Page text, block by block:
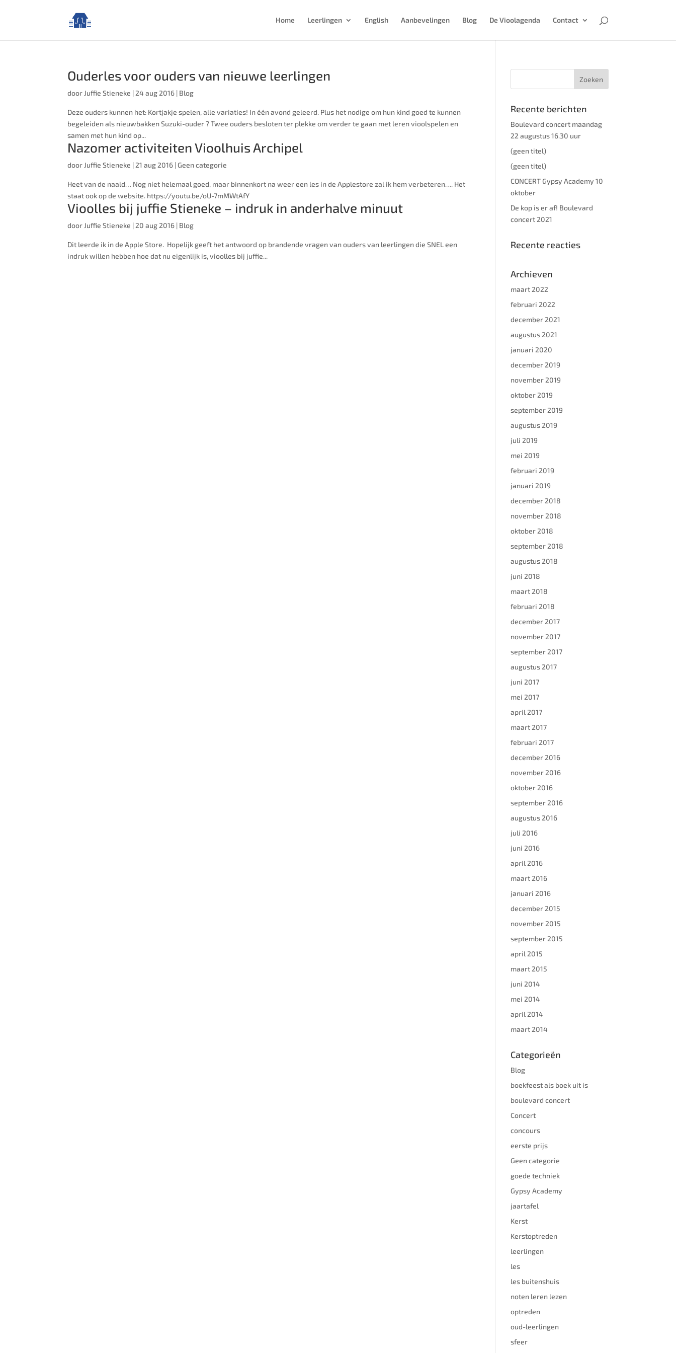
Home Leerlingen English Aanbevelingen Blog De Vioolagenda Contact
Ouderles voor ouders van nieuwe leerlingen
door Juffie Stieneke | 24 aug 2016 | Blog
Deze ouders kunnen het: Kortjakje spelen, alle variaties! In één avond geleerd. Plus het nodige om hun kind goed te kunnen
begeleiden als nieuwbakken Suzuki-ouder ? Twee ouders besloten ter plekke om verder te gaan met leren vioolspelen en
samen met hun kind op...
Nazomer activiteiten Vioolhuis Archipel
door Juffie Stieneke | 21 aug 2016 |Geen categorie
Heet van de naald… Nog niet helemaal goed, maar binnenkort na weer een les in de Applestore zal ik hem verbeteren…. Het
staat ook op de website. https://youtu.be/oU-7mMWtAfY
Vioolles bij juffie Stieneke – indruk in anderhalve minuut
door Juffie Stieneke | 20 aug 2016 | Blog
Dit leerde ik in de Apple Store. Hopelijk geeft het antwoord op brandende vragen van ouders van leerlingen die SNEL een
indruk willen hebben hoe dat nu eigenlijk is, vioolles bij juffie...
Recente berichten
Boulevard concert maandag
22 augustus 16.30 uur
(geen titel)
(geen titel)
CONCERT Gypsy Academy 10
oktober
De kop is er af! Boulevard
concert 2021
Recente reacties
Archieven
maart 2022
februari 2022
december 2021
augustus 2021
januari 2020
december 2019
november 2019
oktober 2019
september 2019
augustus 2019
juli 2019
mei 2019
februari 2019
januari 2019
december 2018
november 2018
oktober 2018
september 2018
augustus 2018
juni 2018
maart 2018
februari 2018
december 2017
november 2017
september 2017
augustus 2017
juni 2017
mei 2017
april 2017
maart 2017
februari 2017
december 2016
november 2016
oktober 2016
september 2016
augustus 2016
juli 2016
juni 2016
april 2016
maart 2016
januari 2016
december 2015
november 2015
september 2015
april 2015
maart 2015
juni 2014
mei 2014
april 2014
maart 2014
Categorieën
Blog
boekfeest als boek uit is
boulevard concert
Concert
concours
eerste prijs
Geen categorie
goede techniek
Gypsy Academy
jaartafel
Kerst
Kerstoptreden
leerlingen
les
les buitenshuis
noten leren lezen
optreden
oud-leerlingen
sfeer